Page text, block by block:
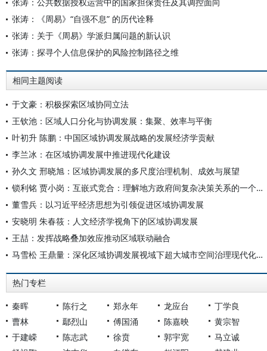
张涛：《周易》“自强不息” 的历代诠释
张涛：关于《周易》学派归属问题的新认识
张涛：探寻个人信息保护的风险控制路径之维
相同主题阅读
于文豪：积极探索区域协同立法
王钦池：区域人口分化与协调发展：集聚、效率与平衡
叶初升 陈鹏：中国区域协调发展战略的发展经济学贡献
李兰冰：在区域协调发展中推进现代化建设
孙久文 邢晓旭：区域协调发展的多尺度治理机制、成效与展望
锁利铭 贾小岗：互嵌式竞合：理解地方政府间复杂决策关系的一个新视角
董雪兵：以习近平经济思想为引领促进区域协调发展
安晓明 朱春筱：人文经济学视角下的区域协调发展
王喆：发挥战略叠加效应推动区域联动融合
马雪松 王鼎量：深化区域协调发展视域下超大城市空间治理现代化的内在机理与实现路径
热门专栏
秦晖 陈行之 郑永年 龙应台
丁学良
曹林
鄢烈山 傅国涌 陈嘉映
黄宗智
于建嵘
陈志武 徐贲 郭宇宽
马立诚